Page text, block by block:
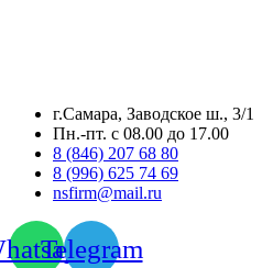
г.Самара, Заводское ш., 3/1
Пн.-пт. с 08.00 до 17.00
8 (846) 207 68 80
8 (996) 625 74 69
nsfirm@mail.ru
Telegram